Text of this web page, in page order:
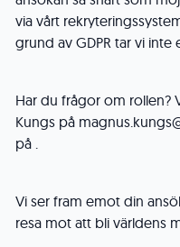
via vårt
grund av GDPR tar vi
Har du frågor om rollen?
Kungs på
på .
Vi ser fram emot din
resa mot att bli världens